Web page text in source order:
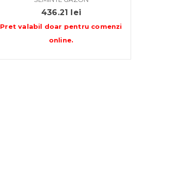
436.21 lei
Pret valabil doar pentru comenzi
online.